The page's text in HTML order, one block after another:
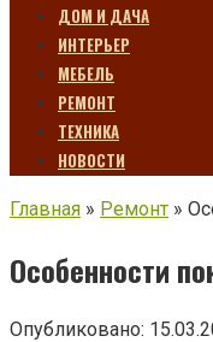
ДОМ И ДАЧА
ИНТЕРЬЕР
МЕБЕЛЬ
РЕМОНТ
ТЕХНИКА
НОВОСТИ
Главная » Ремонт »
Особенности
Опубликовано: